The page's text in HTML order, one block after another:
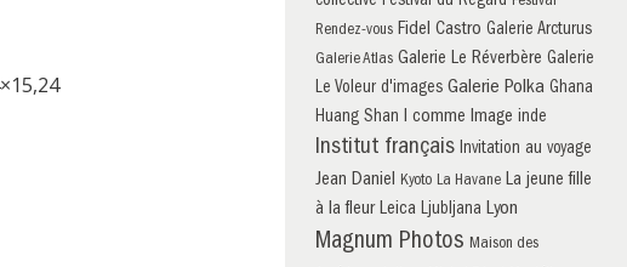
Rendez-vous Fidel Castro Galerie Arcturus
Galerie Atlas Galerie Le Réverbère Galerie
Le Voleur d'images Galerie Polka Ghana
Huang Shan I comme Image inde
Institut français Invitation au voyage
Jean Daniel Kyoto La Havane La jeune fille
à la fleur Leica Ljubljana Lyon
Magnum Photos Maison des